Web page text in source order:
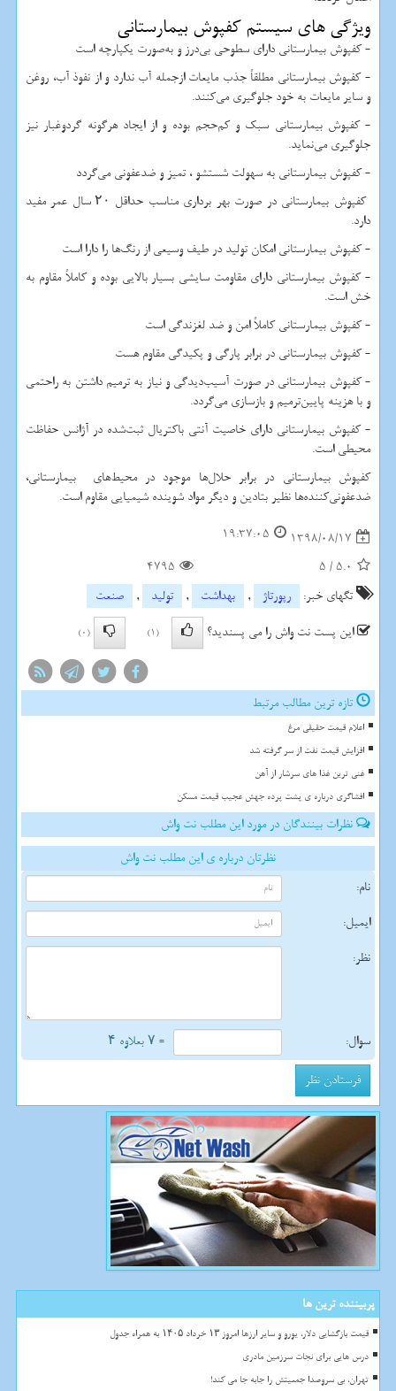
ویژگی های سیستم کفپوش بیمارستانی
- کفپوش بیمارستانی دارای سطوحی بی‌درز و به‌صورت یکپارچه است
- کفپوش بیمارستانی مطلقاً جذب مایعات ازجمله آب ندارد و از نفوذ آب، روغن
و سایر مایعات به خود جلوگیری می‌کنند.
- کفپوش بیمارستانی سبک و کم‌حجم بوده و از ایجاد هرگونه گردوغبار نیز
جلوگیری می‌نماید.
- کفپوش بیمارستانی به سهولت شستشو ، تمیز و ضدعفونی می‌گردد
کفپوش بیمارستانی در صورت بهر برداری مناسب حداقل ۲۰ سال عمر مفید
دارد.
- کفپوش بیمارستانی امکان تولید در طیف وسیعی از رنگ‌ها را دارا است
- کفپوش بیمارستانی دارای مقاومت سایشی بسیار بالایی بوده و کاملاً مقاوم به
خش است.
- کفپوش بیمارستانی کاملاً امن و ضد لغزندگی است
- کفپوش بیمارستانی در برابر پارگی و پکیدگی مقاوم هست
- کفپوش بیمارستانی در صورت آسیب‌دیدگی و نیاز به ترمیم داشتن به راحتمی
و با هزینه پایین‌ترمیم و بازسازی می‌گردد.
- کفپوش بیمارستانی دارای خاصیت آنتی باکتریال ثبت‌شده در آژانس حفاظت
محیطی است.
کفپوش بیمارستانی در برابر حلال‌ها موجود در محیط‌های بیمارستانی،
ضدعفونی‌کننده‌ها نظیر بتادین و دیگر مواد شوینده شیمیایی مقاوم است.
1398/08/17
19:37:05
5.0
/
5
4795
تگهای خبر:
رپورتاژ , بهداشت , تولید ,
صنعت
این پست نت واش را می پسندید؟
(1)
(0)
تازه ترین مطالب مرتبط
اعلام قیمت حقیقی مرغ
افزایش قیمت نفت از سر گرفته شد
غنی ترین غذا های سرشار از آهن
افشاگری درباره ی پشت پرده جهش عجیب قیمت مسکن
نظرات بینندگان در مورد این مطلب نت واش
نظرتان درباره ی این مطلب نت واش
نام:
ایمیل:
نظر:
سوال: = ۷ بعلاوه ۴
پربیننده ترین ها
قیمت بازگشایی دلار، یورو و سایر ارزها امروز ۱۳ خرداد ۱۴۰۵ به همراه جدول
درس هایی برای نجات سرزمین مادری
تهران، بی سروصدا جمعیتش را جابه جا می کند!